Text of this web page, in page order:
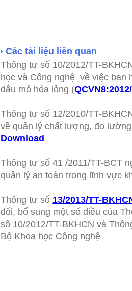
Các tài liệu liên quan
Thông tư số 10/2012/TT-
học và Công nghệ về việc ban
dầu mỏ hóa lỏng (
Thông tư số 12/2010/TT-
về quản lý chất lượng, đo
Download
Thông tư số 41 /2011/TT-BCT
quản lý an toàn trong lĩnh vực
Thông tư số 13/2013/TT-
đổi, bổ sung một số điều của
số 10/2012/TT-BKHCN và
Bộ Khoa học Công nghệ